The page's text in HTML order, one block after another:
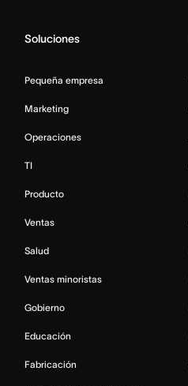
Soluciones
Pequeña empresa
Marketing
Operaciones
TI
Producto
Ventas
Salud
Ventas minoristas
Gobierno
Educación
Fabricación